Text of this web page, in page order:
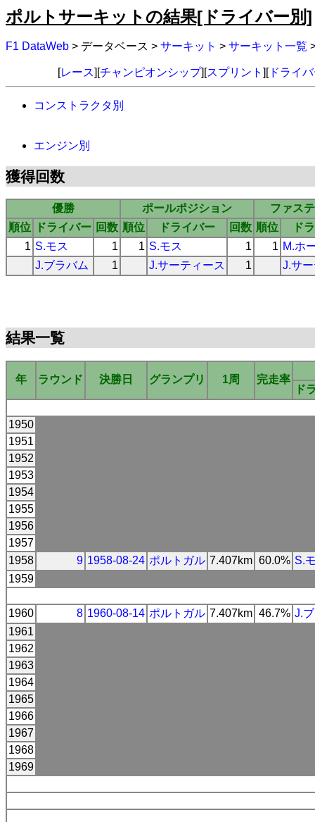
ポルトサーキットの結果[ドライバー別]
F1 DataWeb > データベース > サーキット > サーキット一覧
[レース][チャンピオンシップ][スプリント ][ドライ
コンストラクタ別
エンジン別
獲得回数
優勝 ポールポジション
ファス
順位
ドライバー 回数 順位 ドライバー 回数 順位
ド
1 S.モス 1 1 S.モス 1 1 M.ホ
J.ブラバム
1 J.サーティース 1 J.サ
結果一覧
年 ラウンド 決勝日 グランプリ 1周
完走率
ド
1950
1951
1952
1953
1954
1955
1956
1957
1958
9 1958-08-24 ポルトガル 7.407km 60.0% S.
1959
1960 8 1960-08-14 ポルトガル 7.407km 46.7% J.
1961
1962
1963
1964
1965
1966
1967
1968
1969